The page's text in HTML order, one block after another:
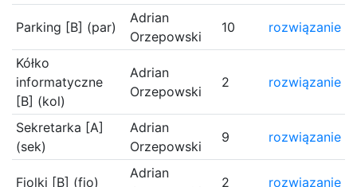
Parking [B] (par)
Adrian
Orzepowski
10 rozwiązanie
Kółko
informatyczne
[B] (kol)
Adrian
Orzepowski
2 rozwiązanie
Sekretarka [A]
(sek)
Adrian
Orzepowski
9 rozwiązanie
Fiolki [B] (fio)
Adrian
2 rozwiązanie